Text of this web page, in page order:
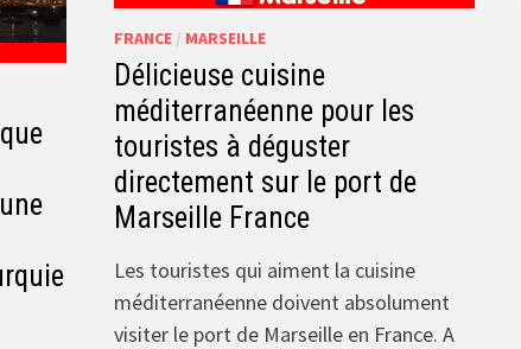
FRANCE/ MARSEILLE
Délicieuse cuisine
méditerranéenne pour les
touristes à déguster
directement sur le port de
Marseille France
Les touristes qui aiment la cuisine
méditerranéenne doivent absolument
visiter le port de Marseille en France. A